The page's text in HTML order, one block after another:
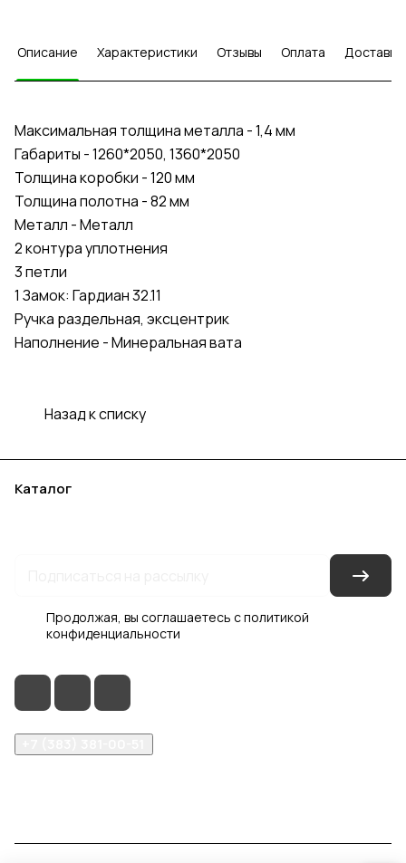
Описание Характеристики Отзывы Оплата Доставка
Максимальная толщина металла - 1,4 мм
Габариты - 1260*2050, 1360*2050
Толщина коробки - 120 мм
Толщина полотна - 82 мм
Металл - Металл
2 контура уплотнения
3 петли
1 Замок: Гардиан 32.11
Ручка раздельная, эксцентрик
Наполнение - Минеральная вата
Назад к списку
Каталог
Продолжая, вы соглашаетесь сполитикой
конфиденциальности